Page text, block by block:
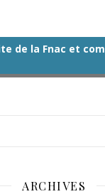
de la Fnac et
ARCHIVES